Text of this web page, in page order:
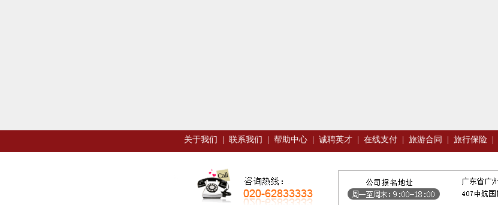
关于我们 联系我们 帮助中心 诚聘英才 在线支付 旅游合同 旅行保险